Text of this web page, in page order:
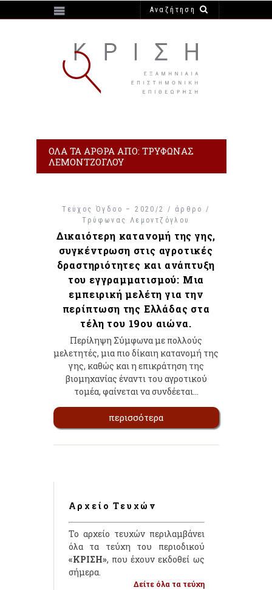
https://e-krisi.gr/wp-content/themes/krisi
ΌΛΑ ΤΑ ΆΡΘΡΑ ΑΠΌ: ΤΡΎΦΩΝΑΣ
ΛΕΜΟΝΤΖΌΓΛΟΥ
Τεύχος Όγδοο – 2020/2 / άρθρο /
Τρύφωνας Λεμοντζόγλου
Δικαιότερη κατανομή της γης,
συγκέντρωση στις αγροτικές
δραστηριότητες και ανάπτυξη
του εγγραμματισμού: Μια
εμπειρική μελέτη για την
περίπτωση της Ελλάδας στα
τέλη του 19ου αιώνα.
Περίληψη Σύμφωνα με πολλούς
μελετητές, μια πιο δίκαιη κατανομή της
γης, καθώς και η επικράτηση της
βιομηχανίας έναντι του αγροτικού
τομέα, φαίνεται να συνδέεται…
περισσότερα
Αρχείο Τευχών
Το αρχείο τευχών περιλαμβάνει
όλα τα τεύχη του περιοδικού
«ΚΡΙΣΗ», που έχουν εκδοθεί ως
σήμερα.
Δείτε όλα τα τεύχη